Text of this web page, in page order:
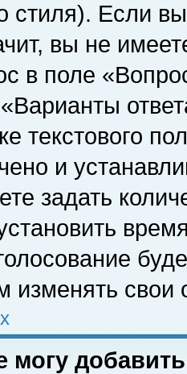
стиля). Если
вы не
в поле
текстового
и
задать
изменять свои
могу